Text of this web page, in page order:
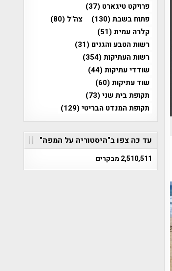
פרויקט טיגארט (37)
פתוח בשבת(130) צה"ל (80)
קלרה עמית(51)
רשות הטבע והגנים (31)
רשות העתיקות(354)
שודדי עתיקות(44)
שוד עתיקות(60)
תקופת בית שני(73)
תקופת המנדט הבריטי(129)
עד כה צפו ב"היסטוריה על המפה"
2,510,511 מבקרים